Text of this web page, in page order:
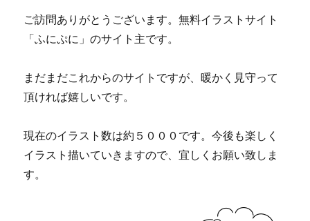
ご訪問ありがとうございます。無料イラストサイト
「ふにぷに」のサイト主です。
まだまだこれからのサイトですが、暖かく見守って
頂ければ嬉しいです。
現在のイラスト数は約５０００です。今後も楽しく
イラスト描いていきますので、宜しくお願い致しま
す。